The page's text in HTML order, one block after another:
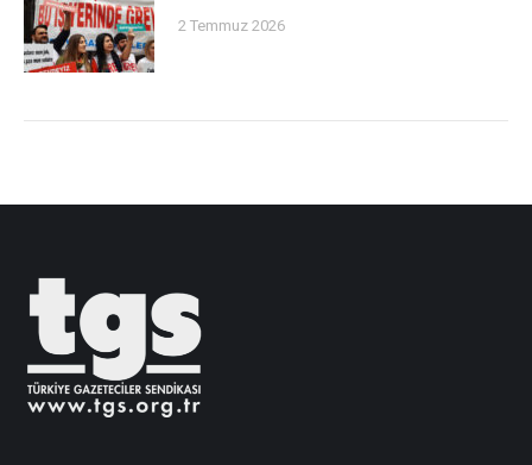
2 Temmuz 2026